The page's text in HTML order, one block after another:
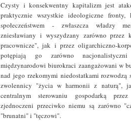
Czysty i konsekwentny kapitalizm jest
praktycznie wszystkie ideologiczne fronty,
społeczeństwem - zwłaszcza władzy
zniesławiany i wyszydzany zarówno przez
pracownicze", jak i przez oligarchiczno-
potępiają go zarówno
międzynarodowi biurokraci zaangażowani w
nad jego rzekomymi niedostatkami rozwodzą
zwolennicy "życia w harmonii z naturą",
centralnym sterowaniu gospodarką
zjednoczeni przeciwko niemu są zarówno
"brunatni" i "tęczowi".